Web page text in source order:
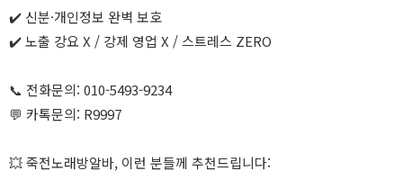
✔️ 신분·개인정보 완벽 보호
✔️ 노출 강요 X / 강제 영업 X / 스트레스 ZERO
📞 전화문의: 010-5493-9234
💬 카톡문의: R9997
💥 죽전노래방알바, 이런 분들께 추천드립니다: